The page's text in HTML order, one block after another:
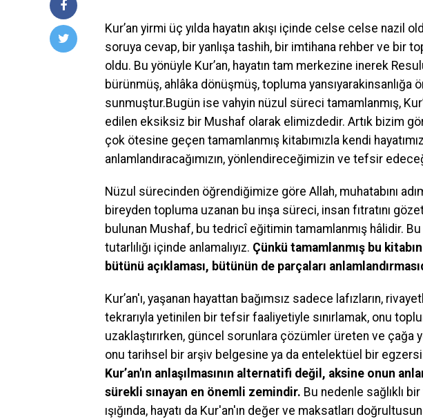
Kur’an yirmi üç yılda hayatın akışı içinde celse celse nazil
soruya cevap, bir yanlışa tashih, bir imtihana rehber ve bir
oldu. Bu yönüyle Kur’an, hayatın tam merkezine inerek
bürünmüş, ahlâka dönüşmüş, topluma yansıyarakinsanlığa
sunmuştur.Bugün ise vahyin nüzul süreci tamamlanmış,
edilen eksiksiz bir Mushaf olarak elimizdedir. Artık bizim
çok ötesine geçen tamamlanmış kitabımızla kendi
anlamlandıracağımızın, yönlendireceğimizin ve tefsir
Nüzul sürecinden öğrendiğimize göre Allah, muhatabını
bireyden topluma uzanan bu inşa süreci, insan fıtratını
bulunan Mushaf, bu tedricî eğitimin tamamlanmış hâlidir.
tutarlılığı içinde anlamalıyız. Çünkü tamamlanmış bu
bütünü açıklaması, bütünün de parçaları
Kur’an'ı, yaşanan hayattan bağımsız sadece lafızların,
tekrarıyla yetinilen bir tefsir faaliyetiyle sınırlamak, onu
uzaklaştırırken, güncel sorunlara çözümler üreten ve çağa
onu tarihsel bir arşiv belgesine ya da entelektüel bir
Kur’an'ın anlaşılmasının alternatifi değil, aksine onun
sürekli sınayan en önemli zemindir. Bu nedenle sağlıklı
ışığında, hayatı da Kur'an'ın değer ve maksatları